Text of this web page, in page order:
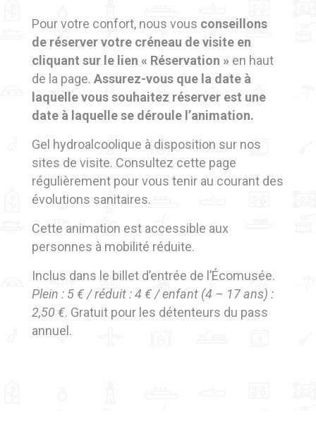
Pour votre confort, nous vous conseillons
de réserver votre créneau de visite en
cliquant sur le lien « Réservation » en haut
de la page. Assurez-vous que la date à
laquelle vous souhaitez réserver est une
date à laquelle se déroule l’animation.
Gel hydroalcoolique à disposition sur nos
sites de visite. Consultez cette page
régulièrement pour vous tenir au courant des
évolutions sanitaires.
Cette animation est accessible aux
personnes à mobilité réduite.
Inclus dans le billet d’entrée de l’Écomusée.
Plein : 5 € / réduit : 4 € / enfant (4 – 17 ans) :
2,50 €. Gratuit pour les détenteurs du pass
annuel.